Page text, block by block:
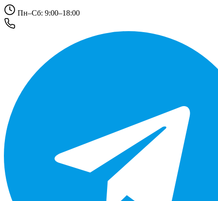
Пн–Сб: 9:00–18:00